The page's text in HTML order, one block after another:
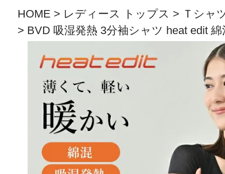
HOME レディース トップス
Ｔシャ
BVD 吸湿発熱 3分袖シャツ heat edit